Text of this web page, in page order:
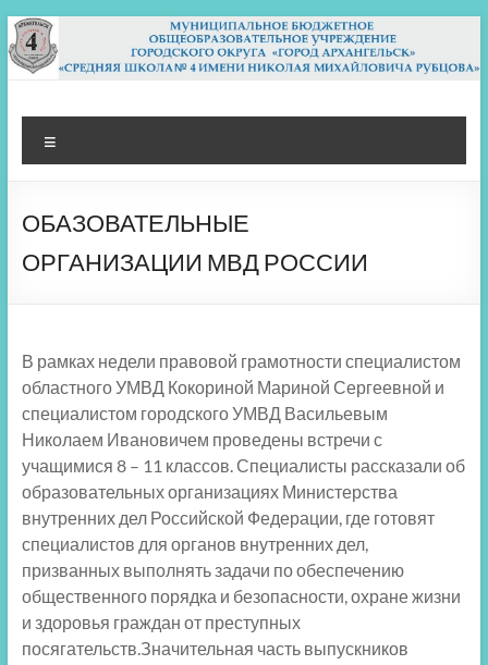
Перейти
к
содержимому
МБОУ СШ 4
Архангельск
ОБАЗОВАТЕЛЬНЫЕ
ОРГАНИЗАЦИИ МВД РОССИИ
В рамках недели правовой грамотности специалистом
областного УМВД Кокориной Мариной Сергеевной и
специалистом городского УМВД Васильевым
Николаем Ивановичем проведены встречи с
учащимися 8 – 11 классов. Специалисты рассказали об
образовательных организациях Министерства
внутренних дел Российской Федерации, где готовят
специалистов для органов внутренних дел,
призванных выполнять задачи по обеспечению
общественного порядка и безопасности, охране жизни
и здоровья граждан от преступных
посягательств.Значительная часть выпускников